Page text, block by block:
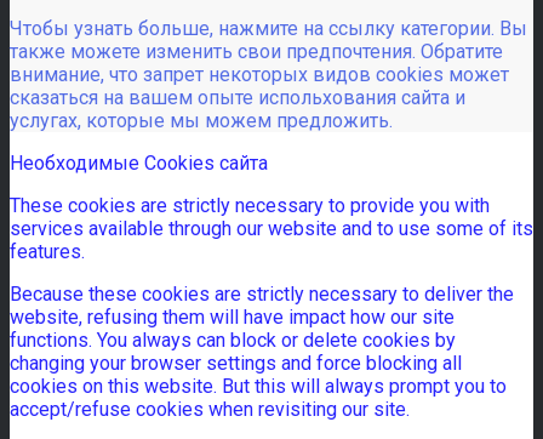
Чтобы узнать больше, нажмите на ссылку категории. Вы
также можете изменить свои предпочтения. Обратите
внимание, что запрет некоторых видов cookies может
сказаться на вашем опыте испольхования сайта и
услугах, которые мы можем предложить.
Необходимые Cookies сайта
These cookies are strictly necessary to provide you with
services available through our website and to use some of its
features.
Because these cookies are strictly necessary to deliver the
website, refusing them will have impact how our site
functions. You always can block or delete cookies by
changing your browser settings and force blocking all
cookies on this website. But this will always prompt you to
accept/refuse cookies when revisiting our site.